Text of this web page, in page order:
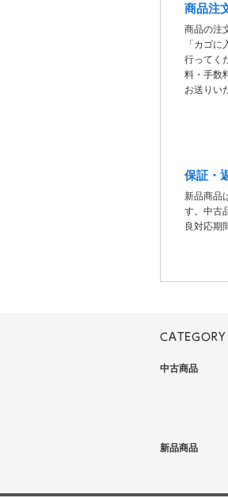
商品注
商品の注
「カゴ
行ってく
料・手数
お送りい
保証・
新品商品
す。中古
良対応期
中古商品
新品商品